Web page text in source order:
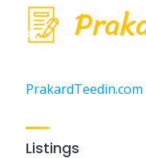
PrakardTeedin.com
Listings